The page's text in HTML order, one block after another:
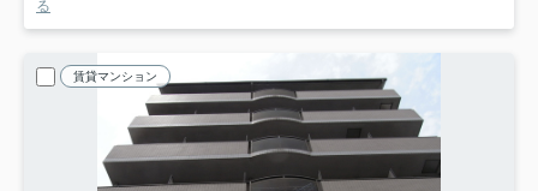
る
賃貸マンション